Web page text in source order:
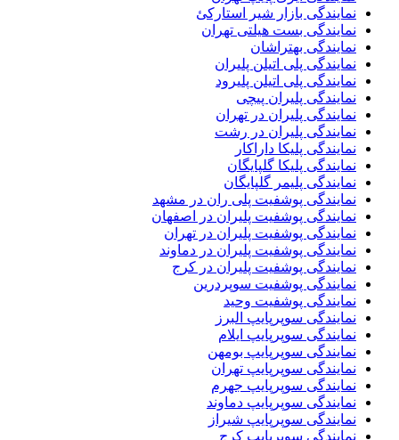
نمایندگی بازار شیر استارکئ
نمایندگی بست هیلتی تهران
نمایندگی بهتراشان
نمایندگی پلی اتیلن پلیران
نمایندگی پلی اتیلن پلیرود
نمایندگی پلیران پیچی
نمایندگی پلیران در تهران
نمایندگی پلیران در رشت
نمایندگی پلیکا داراکار
نمایندگی پلیکا گلپایگان
نمایندگی پلیمر گلپایگان
نمایندگی پوشفیت پلی ران در مشهد
نمایندگی پوشفیت پلیران در اصفهان
نمایندگی پوشفیت پلیران در تهران
نمایندگی پوشفیت پلیران در دماوند
نمایندگی پوشفیت پلیران در کرج
نمایندگی پوشفیت سوپردرین
نمایندگی پوشفیت وحید
نمایندگی سوپرپایپ البرز
نمایندگی سوپرپایپ ایلام
نمایندگی سوپرپایپ بومهن
نمایندگی سوپرپایپ تهران
نمایندگی سوپرپایپ جهرم
نمایندگی سوپرپایپ دماوند
نمایندگی سوپرپایپ شیراز
نمایندگی سوپرپایپ کرج